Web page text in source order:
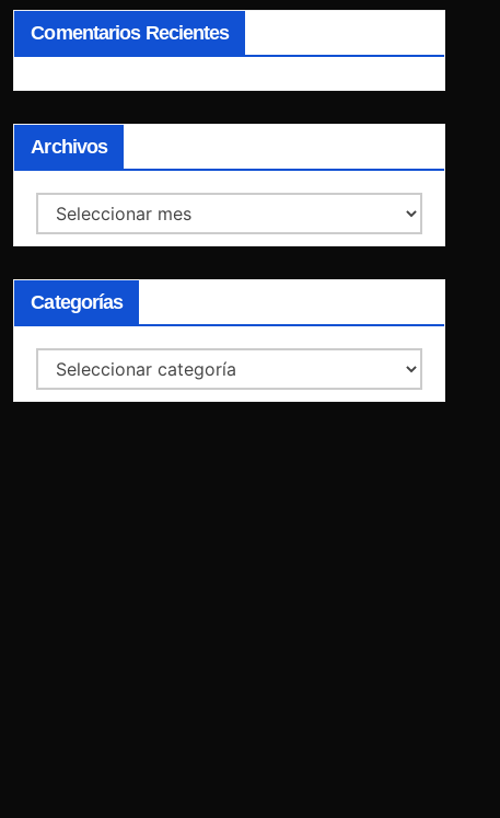
Comentarios Recientes
Archivos
Archivos
Categorías
Categorías